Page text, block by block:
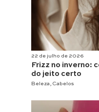
22 de julho de 2026
Frizz no inverno:
do jeito certo
Beleza , Cabelos